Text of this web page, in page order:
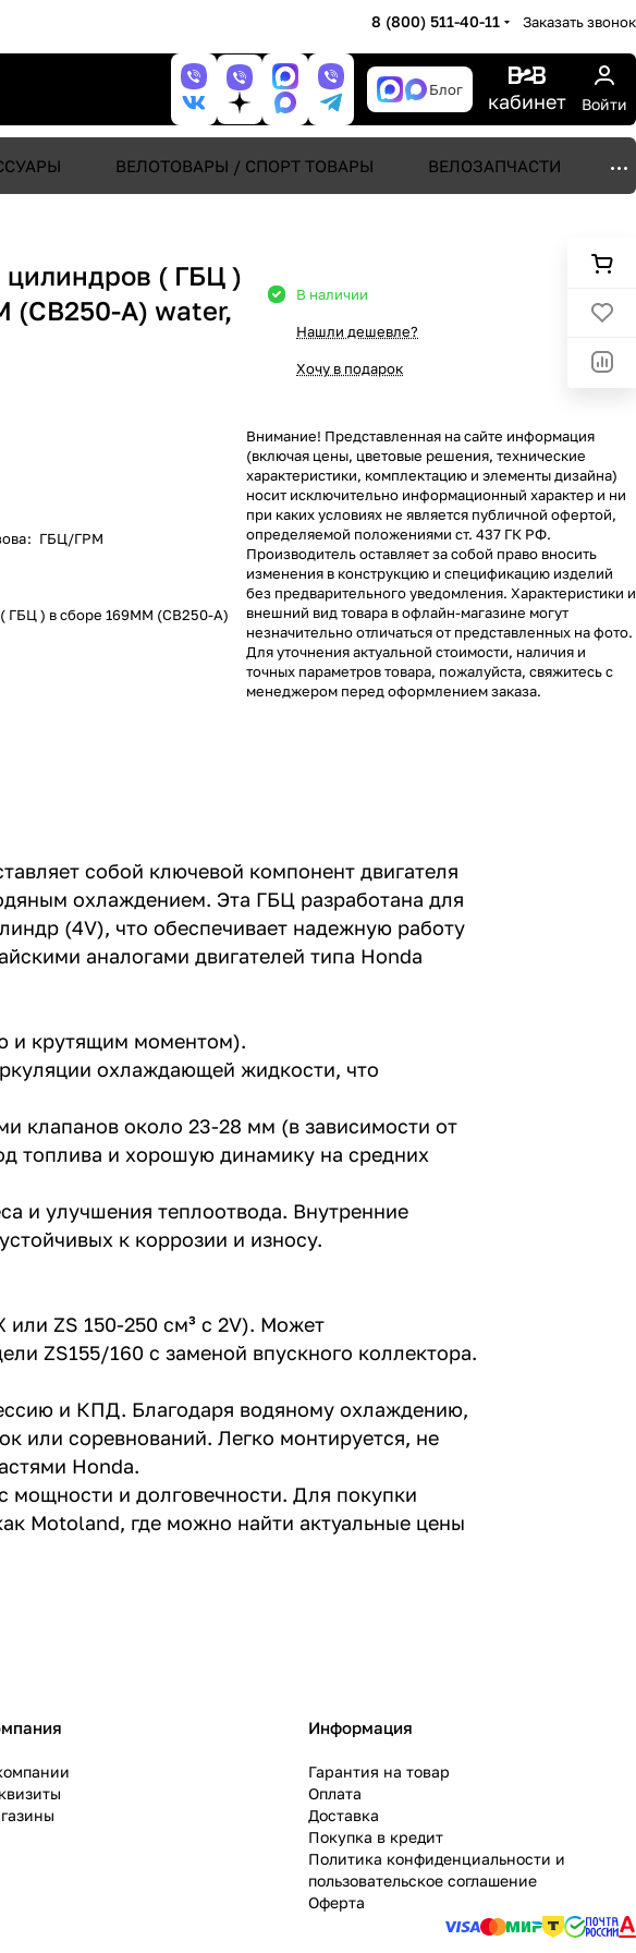
8 (800) 511-40-11 Заказать звонок
Блог кабинет Войти
ВЕЛОТОВАРЫ / СПОРТ ТОВАРЫ ВЕЛОЗАПЧАСТИ
цилиндров ( ГБЦ )
(CB250-A) water,
: ГБЦ/ГРМ
ГБЦ ) в сборе 169MM (CB250-A)
В наличии
Нашли дешевле?
Хочу в подарок
Внимание! Представленная на сайте информация
(включая цены, цветовые решения, технические
характеристики, комплектацию и элементы дизайна)
носит исключительно информационный характер и ни
при каких условиях не является публичной офертой,
определяемой положениями ст. 437 ГК РФ.
Производитель оставляет за собой право вносить
изменения в конструкцию и спецификацию изделий
без предварительного уведомления. Характеристики и
внешний вид товара в офлайн-магазине могут
незначительно отличаться от представленных на фото.
Для уточнения актуальной стоимости, наличия и
точных параметров товара, пожалуйста, свяжитесь с
менеджером перед оформлением заказа.
собой ключевой компонент двигателя
охлаждением. Эта ГБЦ разработана для
(4V), что обеспечивает надежную работу
аналогами двигателей типа Honda
и крутящим моментом).
охлаждающей жидкости, что
клапанов около 23-28 мм (в зависимости от
топлива и хорошую динамику на средних
и улучшения теплоотвода. Внутренние
к коррозии и износу.
или ZS 150-250 см³ с 2V). Может
ZS155/160 с заменой впускного коллектора.
и КПД. Благодаря водяному охлаждению,
или соревнований. Легко монтируется, не
Honda.
и долговечности. Для покупки
Motoland, где можно найти актуальные цены
Информация
Гарантия на товар
Оплата
Доставка
Покупка в кредит
Политика конфиденциальности и
пользовательское соглашение
Оферта